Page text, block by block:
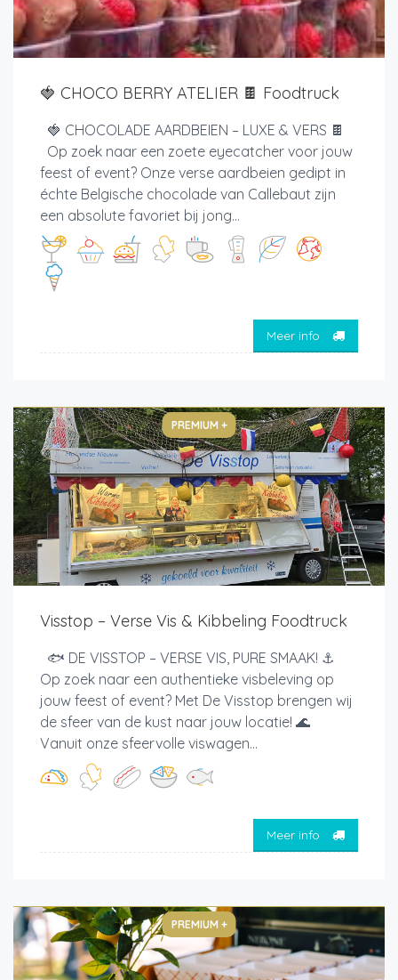
🍓 CHOCO BERRY ATELIER 🍫 Foodtruck
🍓 CHOCOLADE AARDBEIEN – LUXE & VERS 🍫
Op zoek naar een zoete eyecatcher voor jouw
feest of event? Onze verse aardbeien gedipt in
échte Belgische chocolade van Callebaut zijn
een absolute favoriet bij jong...
Meer info
PREMIUM +
Visstop – Verse Vis & Kibbeling Foodtruck
🐟 DE VISSTOP – VERSE VIS, PURE SMAAK! ⚓
Op zoek naar een authentieke visbeleving op
jouw feest of event? Met De Visstop brengen wij
de sfeer van de kust naar jouw locatie! 🌊
Vanuit onze sfeervolle viswagen...
Meer info
PREMIUM +